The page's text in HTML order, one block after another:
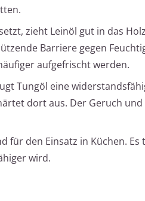
zieht Leinöl gut in das
Barriere gegen
aufgefrischt werden.
Tungöl eine
dort aus. Der Geruch
für den Einsatz in Küchen.
wird.